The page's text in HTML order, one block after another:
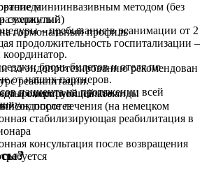
гормональный профиль
и оперирующей команды
эндопротез
стабилизирующая реабилитация в
консультация после возвращения
миниинвазивным методом (без
сухожилий)
– пребывание в реанимации от 2
продолжительность госпитализации –
по эндопротезированию рекомендован
реабилитации.
палате.
после лечения (на немецком
бронь билетов и отеля по
от наших партнеров.
пациента на протяжении всей